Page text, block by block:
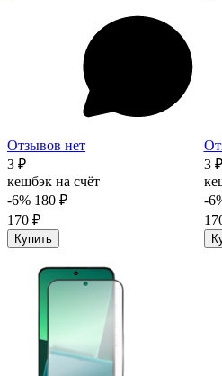
Отзывов нет
3 ₽
кешбэк на счёт
-6% 180 ₽
170 ₽
Купить
3 ₽
-